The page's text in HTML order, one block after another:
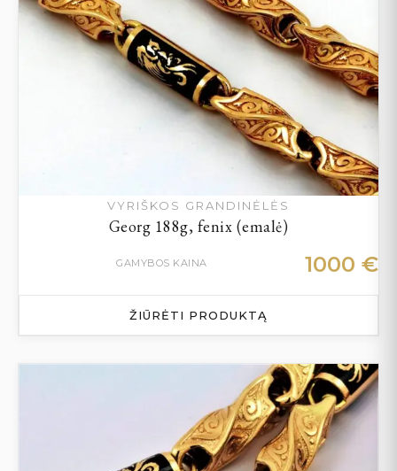
VYRIŠKOS GRANDINĖLĖS
Georg 188g, fenix (emalė)
GAMYBOS KAINA 1000 €
ŽIŪRĖTI PRODUKTĄ